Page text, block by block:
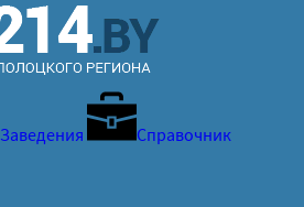
Заведения Справочник